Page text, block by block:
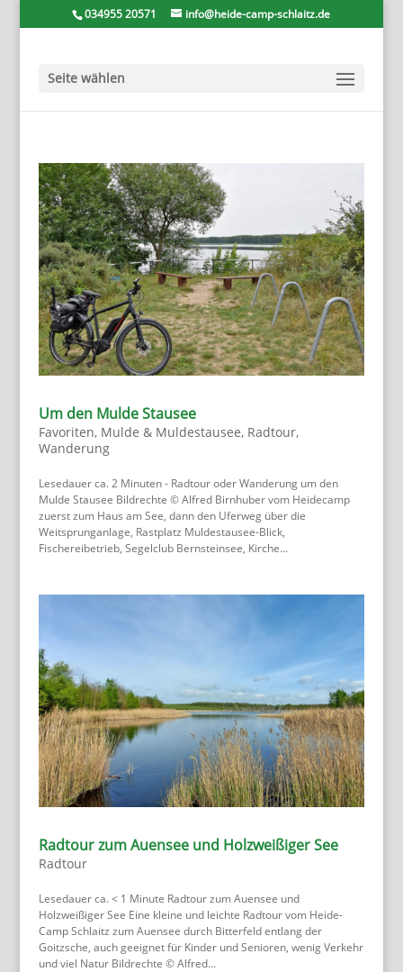
034955 20571 info@heide-camp-schlaitz.de
Seite wählen
Um den Mulde Stausee
Favoriten, Mulde & Muldestausee, Radtour,
Wanderung
Lesedauer ca. 2 Minuten - Radtour oder Wanderung um den
Mulde Stausee Bildrechte © Alfred Birnhuber vom Heidecamp
zuerst zum Haus am See, dann den Uferweg über die
Weitsprunganlage, Rastplatz Muldestausee-Blick,
Fischereibetrieb, Segelclub Bernsteinsee, Kirche...
Radtour zum Auensee und Holzweißiger See
Radtour
Lesedauer ca. < 1 Minute Radtour zum Auensee und
Holzweißiger See Eine kleine und leichte Radtour vom Heide-
Camp Schlaitz zum Auensee durch Bitterfeld entlang der
Goitzsche, auch geeignet für Kinder und Senioren, wenig Verkehr
und viel Natur Bildrechte © Alfred...